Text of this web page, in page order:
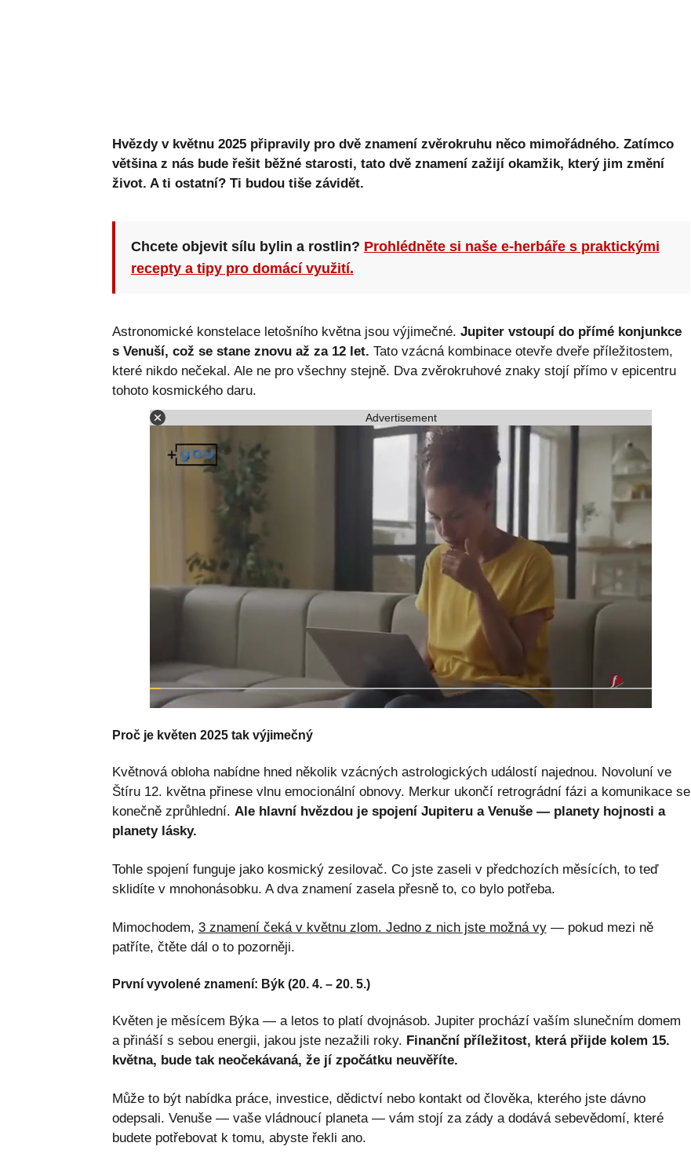
Hvězdy v květnu 2025 připravily pro dvě znamení zvěrokruhu něco mimořádného. Zatímco
většina z nás bude řešit běžné starosti, tato dvě znamení zažijí okamžik, který jim změní
život. A ti ostatní? Ti budou tiše závidět.
Chcete objevit sílu bylin a rostlin? Prohlédněte si naše e-herbáře s praktickými
recepty a tipy pro domácí využití.
Astronomické konstelace letošního května jsou výjimečné. Jupiter vstoupí do přímé konjunkce
s Venuší, což se stane znovu až za 12 let. Tato vzácná kombinace otevře dveře příležitostem,
které nikdo nečekal. Ale ne pro všechny stejně. Dva zvěrokruhové znaky stojí přímo v epicentru
tohoto kosmického daru.
Advertisement
Proč je květen 2025 tak výjimečný
Květnová obloha nabídne hned několik vzácných astrologických událostí najednou. Novoluní ve
Štíru 12. května přinese vlnu emocionální obnovy. Merkur ukončí retrográdní fázi a komunikace se
konečně zprůhlední. Ale hlavní hvězdou je spojení Jupiteru a Venuše — planety hojnosti a
planety lásky.
Tohle spojení funguje jako kosmický zesilovač. Co jste zaseli v předchozích měsících, to teď
sklidíte v mnohonásobku. A dva znamení zasela přesně to, co bylo potřeba.
Mimochodem, 3 znamení čeká v květnu zlom. Jedno z nich jste možná vy— pokud mezi ně
patříte, čtěte dál o to pozorněji.
První vyvolené znamení: Býk (20. 4. – 20. 5.)
Květen je měsícem Býka — a letos to platí dvojnásob. Jupiter prochází vaším slunečním domem
a přináší s sebou energii, jakou jste nezažili roky. Finanční příležitost, která přijde kolem 15.
května, bude tak neočekávaná, že jí zpočátku neuvěříte.
Může to být nabídka práce, investice, dědictví nebo kontakt od člověka, kterého jste dávno
odepsali. Venuše — vaše vládnoucí planeta — vám stojí za zády a dodává sebevědomí, které
budete potřebovat k tomu, abyste řekli ano.